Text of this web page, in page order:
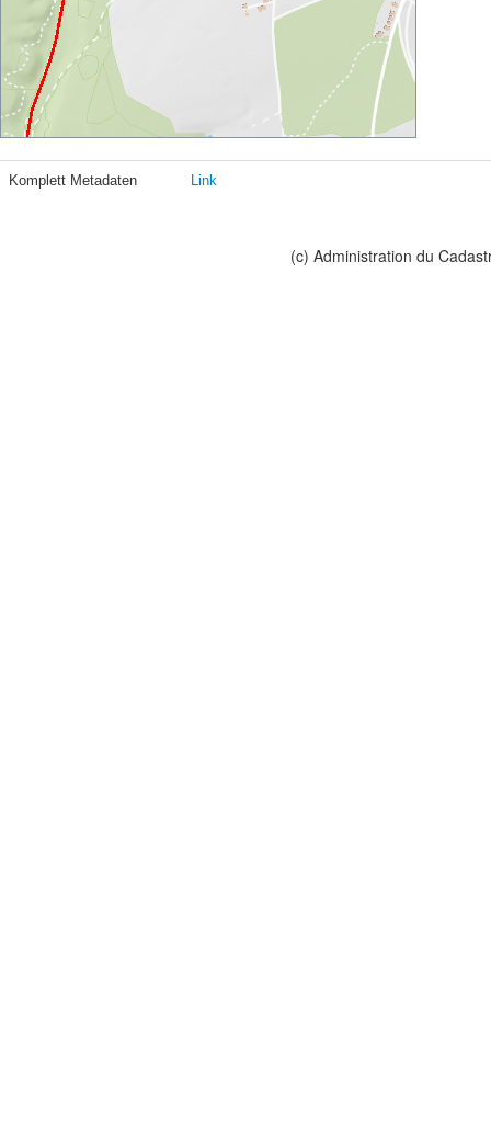
Komplett Metadaten Link
(c) Administration du